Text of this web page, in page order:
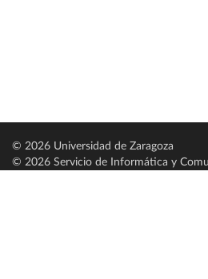
© 2026 Universidad de Zaragoza
© 2026 Servicio de Informática y